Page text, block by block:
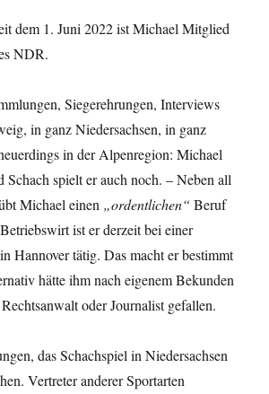
dem 1. Juni 2022 ist Michael Mitglied
NDR.
Siegerehrungen, Interviews
in ganz Niedersachsen, in ganz
in der Alpenregion: Michael
Schach spielt er auch noch. – Neben all
Michael einen „ordentlichen“ Beruf
ist er derzeit bei einer
Hannover tätig. Das macht er bestimmt
hätte ihm nach eigenem Bekunden
oder Journalist gefallen.
das Schachspiel in Niedersachsen
Vertreter anderer Sportarten